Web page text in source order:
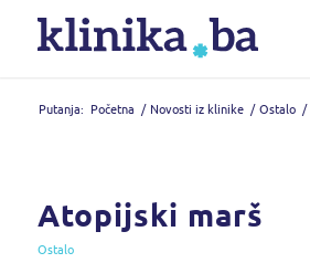
Putanja: Početna / Novosti iz klinike / Ostalo /
Atopijski marš
Ostalo